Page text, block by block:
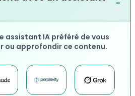
−
assistant IA préféré de vous
ou approfondir ce contenu.